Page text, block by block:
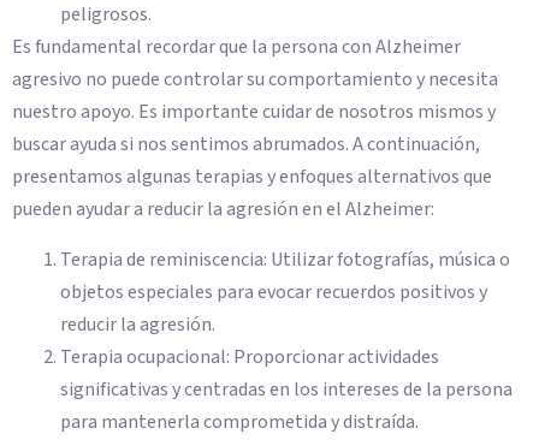
peligrosos.
Es fundamental recordar que la persona con Alzheimer
agresivo no puede controlar su comportamiento y necesita
nuestro apoyo. Es importante cuidar de nosotros mismos y
buscar ayuda si nos sentimos abrumados. A continuación,
presentamos algunas terapias y enfoques alternativos que
pueden ayudar a reducir la agresión en el Alzheimer:
Terapia de reminiscencia: Utilizar fotografías, música o
objetos especiales para evocar recuerdos positivos y
reducir la agresión.
Terapia ocupacional: Proporcionar actividades
significativas y centradas en los intereses de la persona
para mantenerla comprometida y distraída.